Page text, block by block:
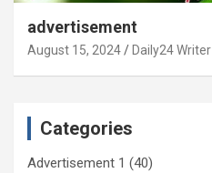
advertisement
August 15, 2024 Daily24 Writer
Categories
Advertisement 1 (40)